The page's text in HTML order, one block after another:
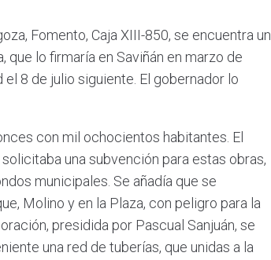
Fomento, Caja XIII-850, se encuentra un
lo firmaría en Saviñán en marzo de
8 de julio siguiente. El gobernador lo
con mil ochocientos habitantes. El
una subvención para estas obras,
municipales. Se añadía que se
Molino y en la Plaza, con peligro para la
presidida por Pascual Sanjuán, se
una red de tuberías, que unidas a la